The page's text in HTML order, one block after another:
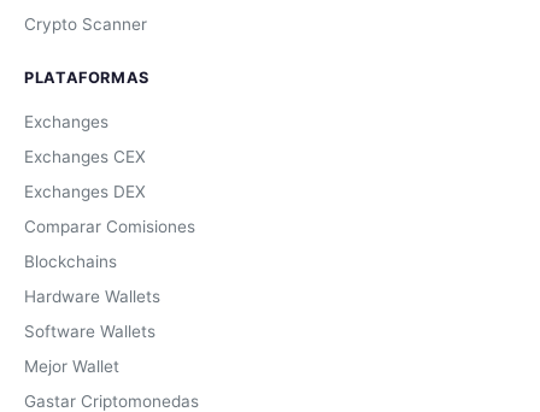
Crypto Scanner
PLATAFORMAS
Exchanges
Exchanges CEX
Exchanges DEX
Comparar Comisiones
Blockchains
Hardware Wallets
Software Wallets
Mejor Wallet
Gastar Criptomonedas